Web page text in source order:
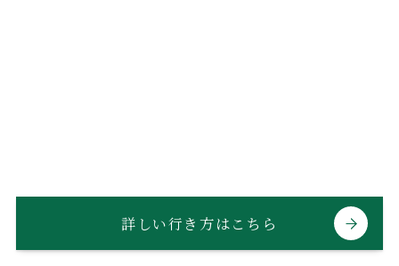
詳しい行き方はこちら